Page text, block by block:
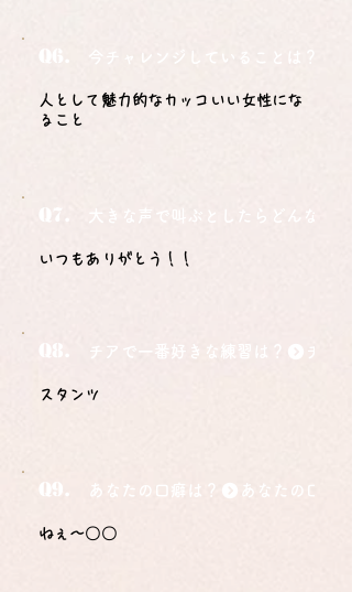
今チャレンジしていることは？
人として魅力的なカッコいい女性にな
ること
大きな声で叫ぶとしたらどんな言葉
いつもありがとう！！
Q8. チアで一番好きな練習は？
スタンツ
Q9. あなたの口癖は？
ねぇ〜〇〇